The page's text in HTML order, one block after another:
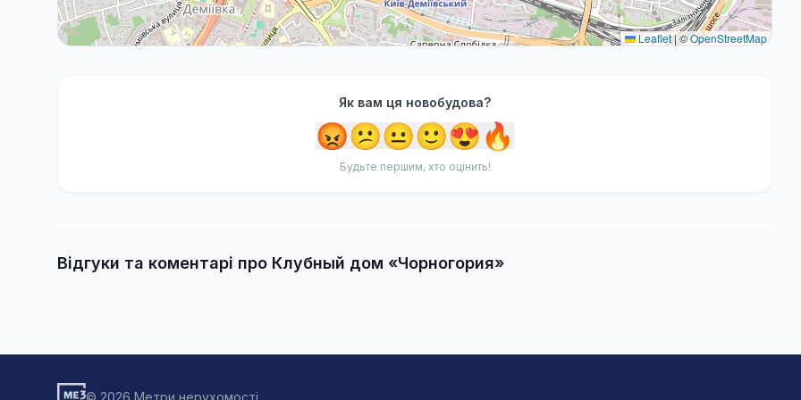
Leaflet|©OpenStreetMap
Як вам ця новобудова?
😡😕😐🙂😍🔥
Будьте першим, хто оцінить!
Відгуки та коментарі про Клубный дом «Чорногория»
© 2026 Метри нерухомості